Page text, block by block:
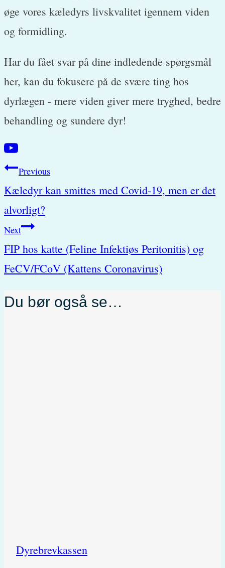
øge vores kæledyrs livskvalitet igennem viden
og formidling.
Har du fået svar på dine indledende spørgsmål
her, kan du fokusere på de svære ting hos
dyrlægen - mere viden giver mere tryghed, bedre
behandling og sundere dyr!
Post
navigation
Previous
Kæledyr kan smittes med Covid-19, men er det
alvorligt?
Next
FIP hos katte (Feline Infektiøs Peritonitis) og
FeCV/FCoV (Kattens Coronavirus)
Du bør også se…
Dyrebrevkassen